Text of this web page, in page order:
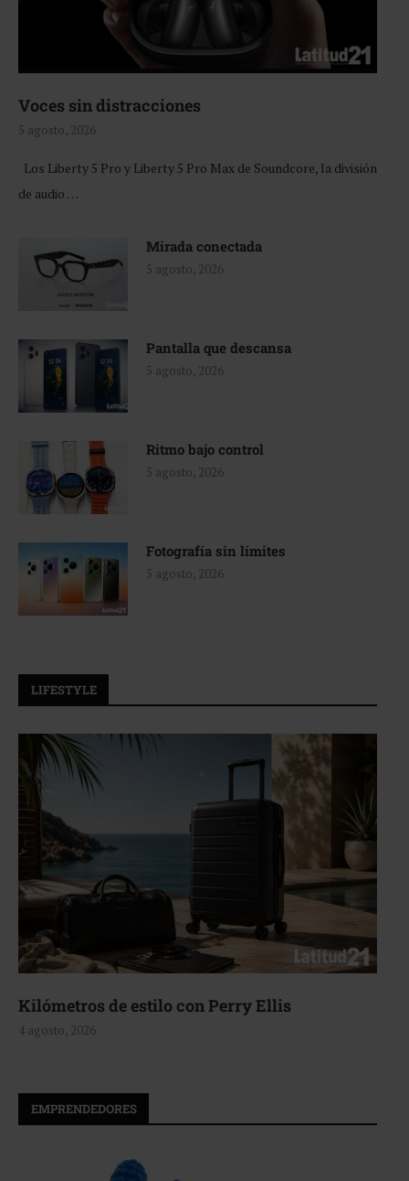
Voces sin distracciones
5 agosto, 2026
Los Liberty 5 Pro y Liberty 5 Pro Max de Soundcore, la división
de audio …
Mirada conectada
5 agosto, 2026
Pantalla que descansa
5 agosto, 2026
Ritmo bajo control
5 agosto, 2026
Fotografía sin límites
5 agosto, 2026
LIFESTYLE
Kilómetros de estilo con Perry Ellis
4 agosto, 2026
EMPRENDEDORES